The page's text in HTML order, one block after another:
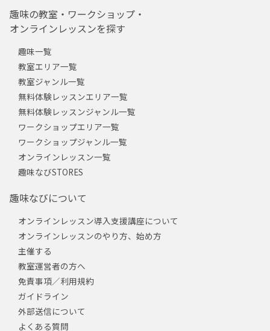
趣味の教室・ワークショップ・
オンラインレッスンを探す
趣味一覧
教室エリア一覧
教室ジャンル一覧
無料体験レッスンエリア一覧
無料体験レッスンジャンル一覧
ワークショップエリア一覧
ワークショップジャンル一覧
オンラインレッスン一覧
趣味なびSTORES
趣味なびについて
オンラインレッスン導入支援講座について
オンラインレッスンのやり方、始め方
主催する
教室運営者の方へ
免責事項／利用規約
ガイドライン
外部送信について
よくある質問